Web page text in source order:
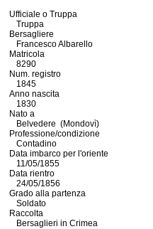
Ufficiale o Truppa
Truppa
Bersagliere
Francesco Albarello
Matricola
8290
Num. registro
1845
Anno nascita
1830
Nato a
Belvedere (Mondovì)
Professione/condizione
Contadino
Data imbarco per l'oriente
11/05/1855
Data rientro
24/05/1856
Grado alla partenza
Soldato
Raccolta
Bersaglieri in Crimea